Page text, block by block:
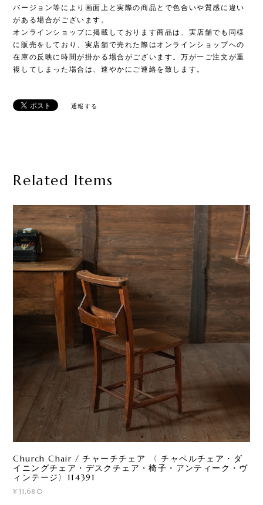
バージョン等により画面上と実際の商品とで色合いや質感に違い
がある場合がございます。
オンラインショップに掲載しております商品は、実店舗でも同様
に販売をしており、実店舗で売れた際はオンラインショップへの
在庫の反映に時間が掛かる場合がございます。万が一ご注文が重
複してしまった場合は、速やかにご連絡を致します。
通報する
Related Items
Church Chair / チャーチチェア 〈 チャペルチェア・ダ
イニングチェア・デスクチェア・椅子・アンティーク・ヴ
ィンテージ〉114391
¥31,680